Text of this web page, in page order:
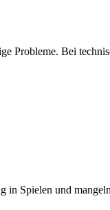
Probleme. Bei
in Spielen und